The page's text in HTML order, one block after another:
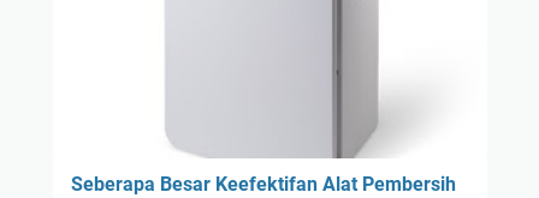
Seberapa Besar Keefektifan Alat Pembersih